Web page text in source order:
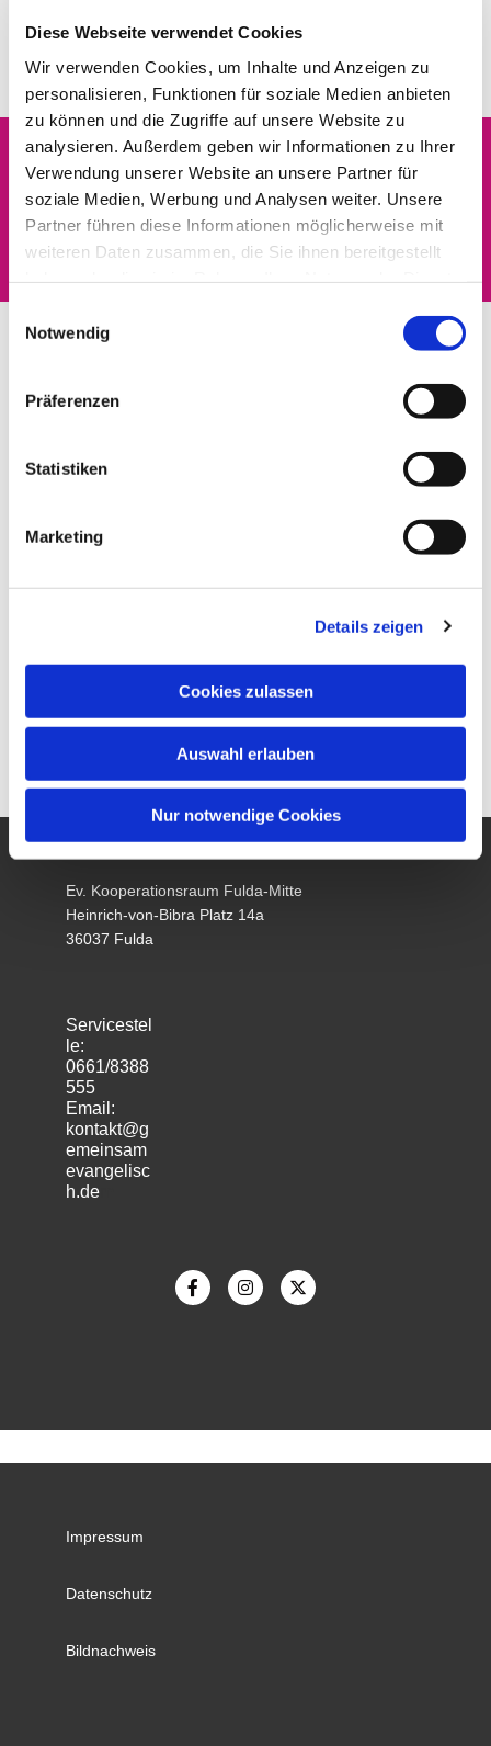
Diese Webseite verwendet Cookies
Wir verwenden Cookies, um Inhalte und Anzeigen zu
personalisieren, Funktionen für soziale Medien anbieten
zu können und die Zugriffe auf unsere Website zu
analysieren. Außerdem geben wir Informationen zu Ihrer
Verwendung unserer Website an unsere Partner für
soziale Medien, Werbung und Analysen weiter. Unsere
Partner führen diese Informationen möglicherweise mit
weiteren Daten zusammen, die Sie ihnen bereitgestellt
Notwendig
Präferenzen
Statistiken
Marketing
Details zeigen
Cookies zulassen
Auswahl erlauben
Nur notwendige Cookies
Dies könnte Sie auch
interessieren
Ev. Kooperationsraum Fulda-Mitte
Heinrich-von-Bibra Platz 14a
36037 Fulda
Servicestel
le:
0661/8388
555
Email:
kontakt@g
emeinsam
evangelisc
h.de
Impressum
Datenschutz
Bildnachweis